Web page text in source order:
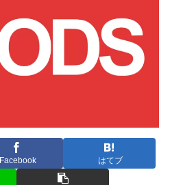
Facebook はてブ